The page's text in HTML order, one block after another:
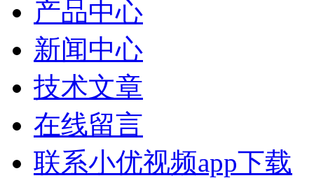
产品中心
新闻中心
技术文章
在线留言
联系小优视频app下载